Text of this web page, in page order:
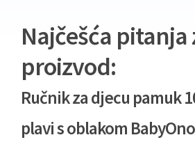
Najčešća pitanja
proizvod:
Ručnik za djecu pamuk
plavi s oblakom BabyOno